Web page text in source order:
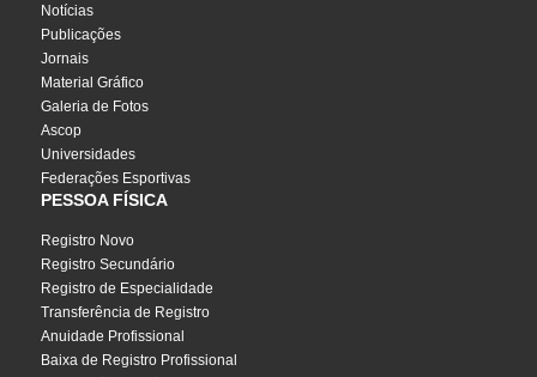
Notícias
Publicações
Jornais
Material Gráfico
Galeria de Fotos
Ascop
Universidades
Federações Esportivas
PESSOA FÍSICA
Registro Novo
Registro Secundário
Registro de Especialidade
Transferência de Registro
Anuidade Profissional
Baixa de Registro Profissional